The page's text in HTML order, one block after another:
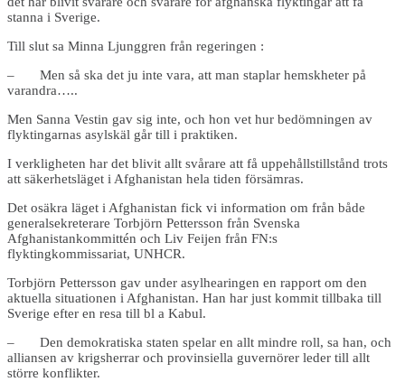
stanna i Sverige.
Till slut sa Minna Ljunggren från regeringen :
– Men så ska det ju inte vara, att man staplar hemskheter på
varandra…..
Men Sanna Vestin gav sig inte, och hon vet hur bedömningen av
flyktingarnas asylskäl går till i praktiken.
I verkligheten har det blivit allt svårare att få uppehållstillstånd trots
att säkerhetsläget i Afghanistan hela tiden försämras.
Det osäkra läget i Afghanistan fick vi information om från både
generalsekreterare Torbjörn Pettersson från Svenska
Afghanistankommittén och Liv Feijen från FN:s
flyktingkommissariat, UNHCR.
Torbjörn Pettersson gav under asylhearingen en rapport om den
aktuella situationen i Afghanistan. Han har just kommit tillbaka till
Sverige efter en resa till bl a Kabul.
– Den demokratiska staten spelar en allt mindre roll, sa han, och
alliansen av krigsherrar och provinsiella guvernörer leder till allt
större konflikter.